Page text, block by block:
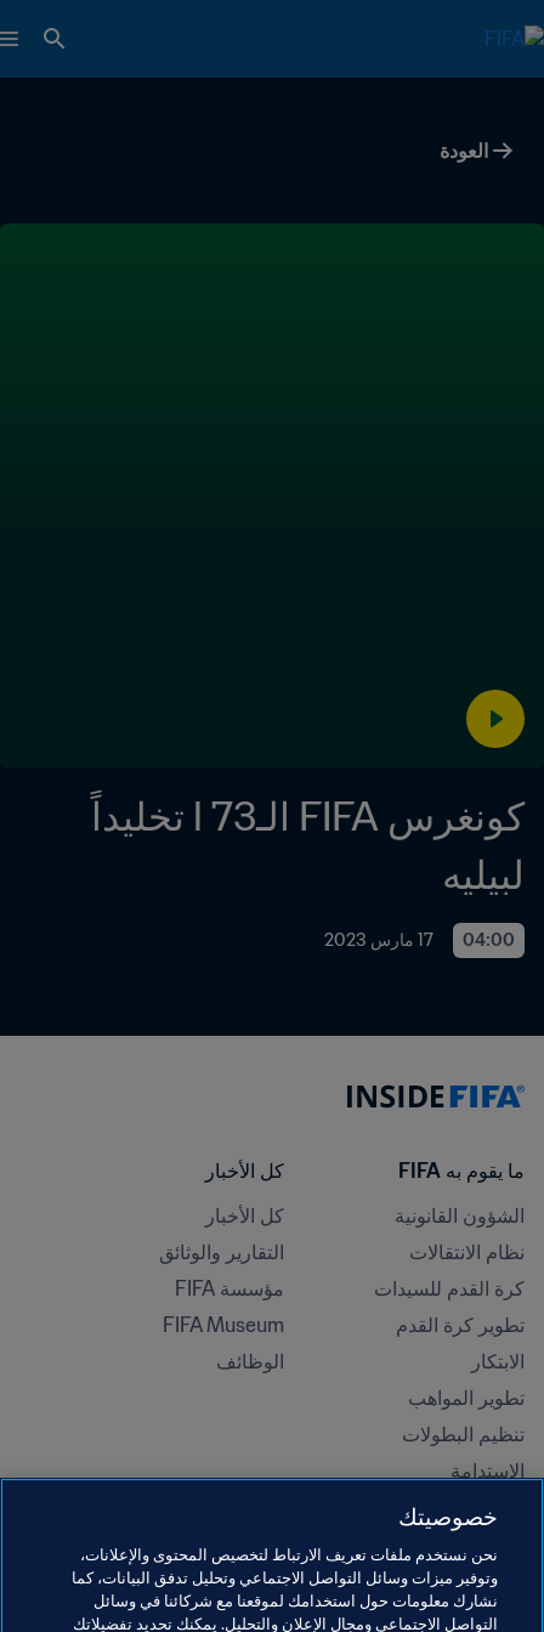
العودة
كونغرس FIFA الـ73 l تخليداً
لبيليه
04:00 17 مارس 2023
ما يقوم به FIFA
الشؤون القانونية
نظام الانتقالات
كرة القدم للسيدات
تطوير كرة القدم
الابتكار
تطوير المواهب
تنظيم البطولات
الاستدامة
حقوق الإنسان ومناهضة التمييز
المبادرات التعليمية
كل الأخبار
كل الأخبار
التقارير والوثائق
مؤسسة FIFA
FIFA Museum
الوظائف
خصوصيتك
نحن نستخدم ملفات تعريف الارتباط لتخصيص المحتوى والإعلانات،
وتوفير ميزات وسائل التواصل الاجتماعي وتحليل تدفق البيانات، كما
نشارك معلومات حول استخدامك لموقعنا مع شركائنا في وسائل
التواصل الاجتماعي ومجال الإعلان والتحليل. يمكنك تحديد تفضيلاتك